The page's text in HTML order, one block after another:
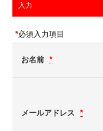
入力
*必須入力項目
お名前 *
メールアドレス *